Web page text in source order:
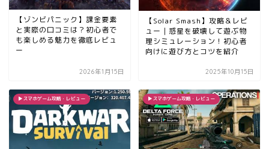
【ゾンビパニック】課金要素
と実際の口コミは？初心者で
も楽しめる魅力を徹底レビュ
ー
2026年1月15日
【Solar Smash】攻略＆レビ
ュー｜惑星を破壊して遊ぶ物
理シミュレーション！初心者
向けに遊び方とコツを紹介
2025年10月15日
▶︎スマホゲーム攻略・レビュー ▶︎スマホゲーム攻略・レビュー